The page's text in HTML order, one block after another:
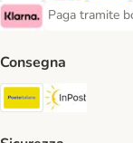
Klarna Payment Method
Paga tramite
Paga tramite
Consegna
Poste Italiane.